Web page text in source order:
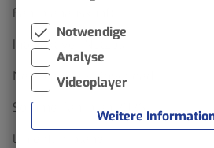
Fahrplanauskunft
Interaktiver Netzplan
Netzpläne als Download
Sommerfahrplan 2026
Linienfahrpläne
Notwendige
Analyse
Videoplayer
Weitere